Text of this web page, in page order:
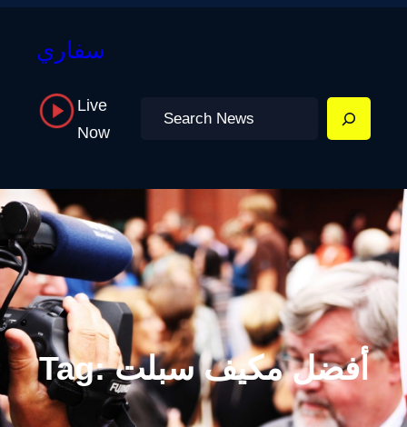
سفاري
Live
Now
Search
Tag:أفضل مكيف سبلت